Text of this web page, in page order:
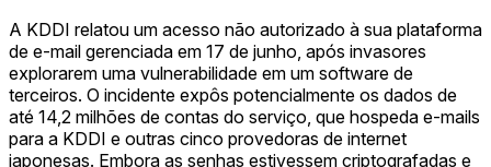
A KDDI relatou um acesso não autorizado à sua plataforma
de e-mail gerenciada em 17 de junho, após invasores
explorarem uma vulnerabilidade em um software de
terceiros. O incidente expôs potencialmente os dados de
até 14,2 milhões de contas do serviço, que hospeda e-mails
para a KDDI e outras cinco provedoras de internet
japonesas. Embora as senhas estivessem criptografadas e